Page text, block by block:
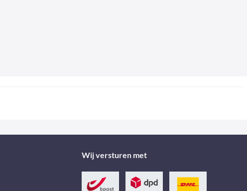
Wij versturen met